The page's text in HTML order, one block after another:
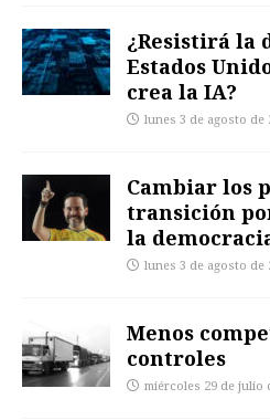
¿Resistirá la
Estados
crea la IA?
lunes 3 de agosto de
Cambiar los
transición
la
lunes 3 de agosto de
Menos
controles
miércoles 29 de julio